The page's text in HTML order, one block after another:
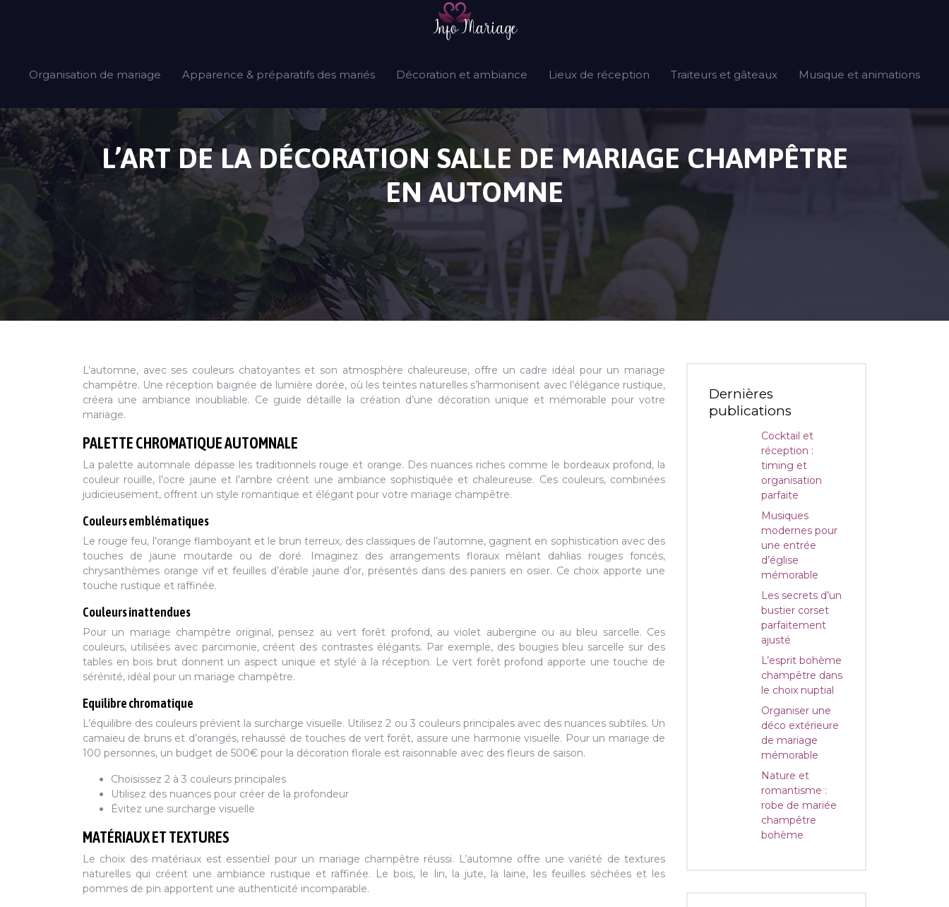
Organisation de mariage Apparence & préparatifs des mariés Décoration et ambiance Lieux de réception Traiteurs et gâteaux Musique et animations
L’ART DE LA DÉCORATION SALLE DE MARIAGE CHAMPÊTRE
EN AUTOMNE
L’automne, avec ses couleurs chatoyantes et son atmosphère chaleureuse, offre un cadre idéal pour un mariage
champêtre. Une réception baignée de lumière dorée, où les teintes naturelles s’harmonisent avec l’élégance rustique,
créera une ambiance inoubliable. Ce guide détaille la création d’une décoration unique et mémorable pour votre
mariage.
PALETTE CHROMATIQUE AUTOMNALE
La palette automnale dépasse les traditionnels rouge et orange. Des nuances riches comme le bordeaux profond, la
couleur rouille, l’ocre jaune et l’ambre créent une ambiance sophistiquée et chaleureuse. Ces couleurs, combinées
judicieusement, offrent un style romantique et élégant pour votre mariage champêtre.
Couleurs emblématiques
Le rouge feu, l’orange flamboyant et le brun terreux, des classiques de l’automne, gagnent en sophistication avec des
touches de jaune moutarde ou de doré. Imaginez des arrangements floraux mêlant dahlias rouges foncés,
chrysanthèmes orange vif et feuilles d’érable jaune d’or, présentés dans des paniers en osier. Ce choix apporte une
touche rustique et raffinée.
Couleurs inattendues
Pour un mariage champêtre original, pensez au vert forêt profond, au violet aubergine ou au bleu sarcelle. Ces
couleurs, utilisées avec parcimonie, créent des contrastes élégants. Par exemple, des bougies bleu sarcelle sur des
tables en bois brut donnent un aspect unique et stylé à la réception. Le vert forêt profond apporte une touche de
sérénité, idéal pour un mariage champêtre.
Equilibre chromatique
L’équilibre des couleurs prévient la surcharge visuelle. Utilisez 2 ou 3 couleurs principales avec des nuances subtiles. Un
camaïeu de bruns et d’orangés, rehaussé de touches de vert forêt, assure une harmonie visuelle. Pour un mariage de
100 personnes, un budget de 500€ pour la décoration florale est raisonnable avec des fleurs de saison.
Choisissez 2 à 3 couleurs principales
Utilisez des nuances pour créer de la profondeur
Évitez une surcharge visuelle
MATÉRIAUX ET TEXTURES
Le choix des matériaux est essentiel pour un mariage champêtre réussi. L’automne offre une variété de textures
naturelles qui créent une ambiance rustique et raffinée. Le bois, le lin, la jute, la laine, les feuilles séchées et les
pommes de pin apportent une authenticité incomparable.
Dernières
publications
Cocktail et
réception :
timing et
organisation
parfaite
Musiques
modernes pour
une entrée
d’église
mémorable
Les secrets d’un
bustier corset
parfaitement
ajusté
L’esprit bohème
champêtre dans
le choix nuptial
Organiser une
déco extérieure
de mariage
mémorable
Nature et
romantisme :
robe de mariée
champêtre
bohème